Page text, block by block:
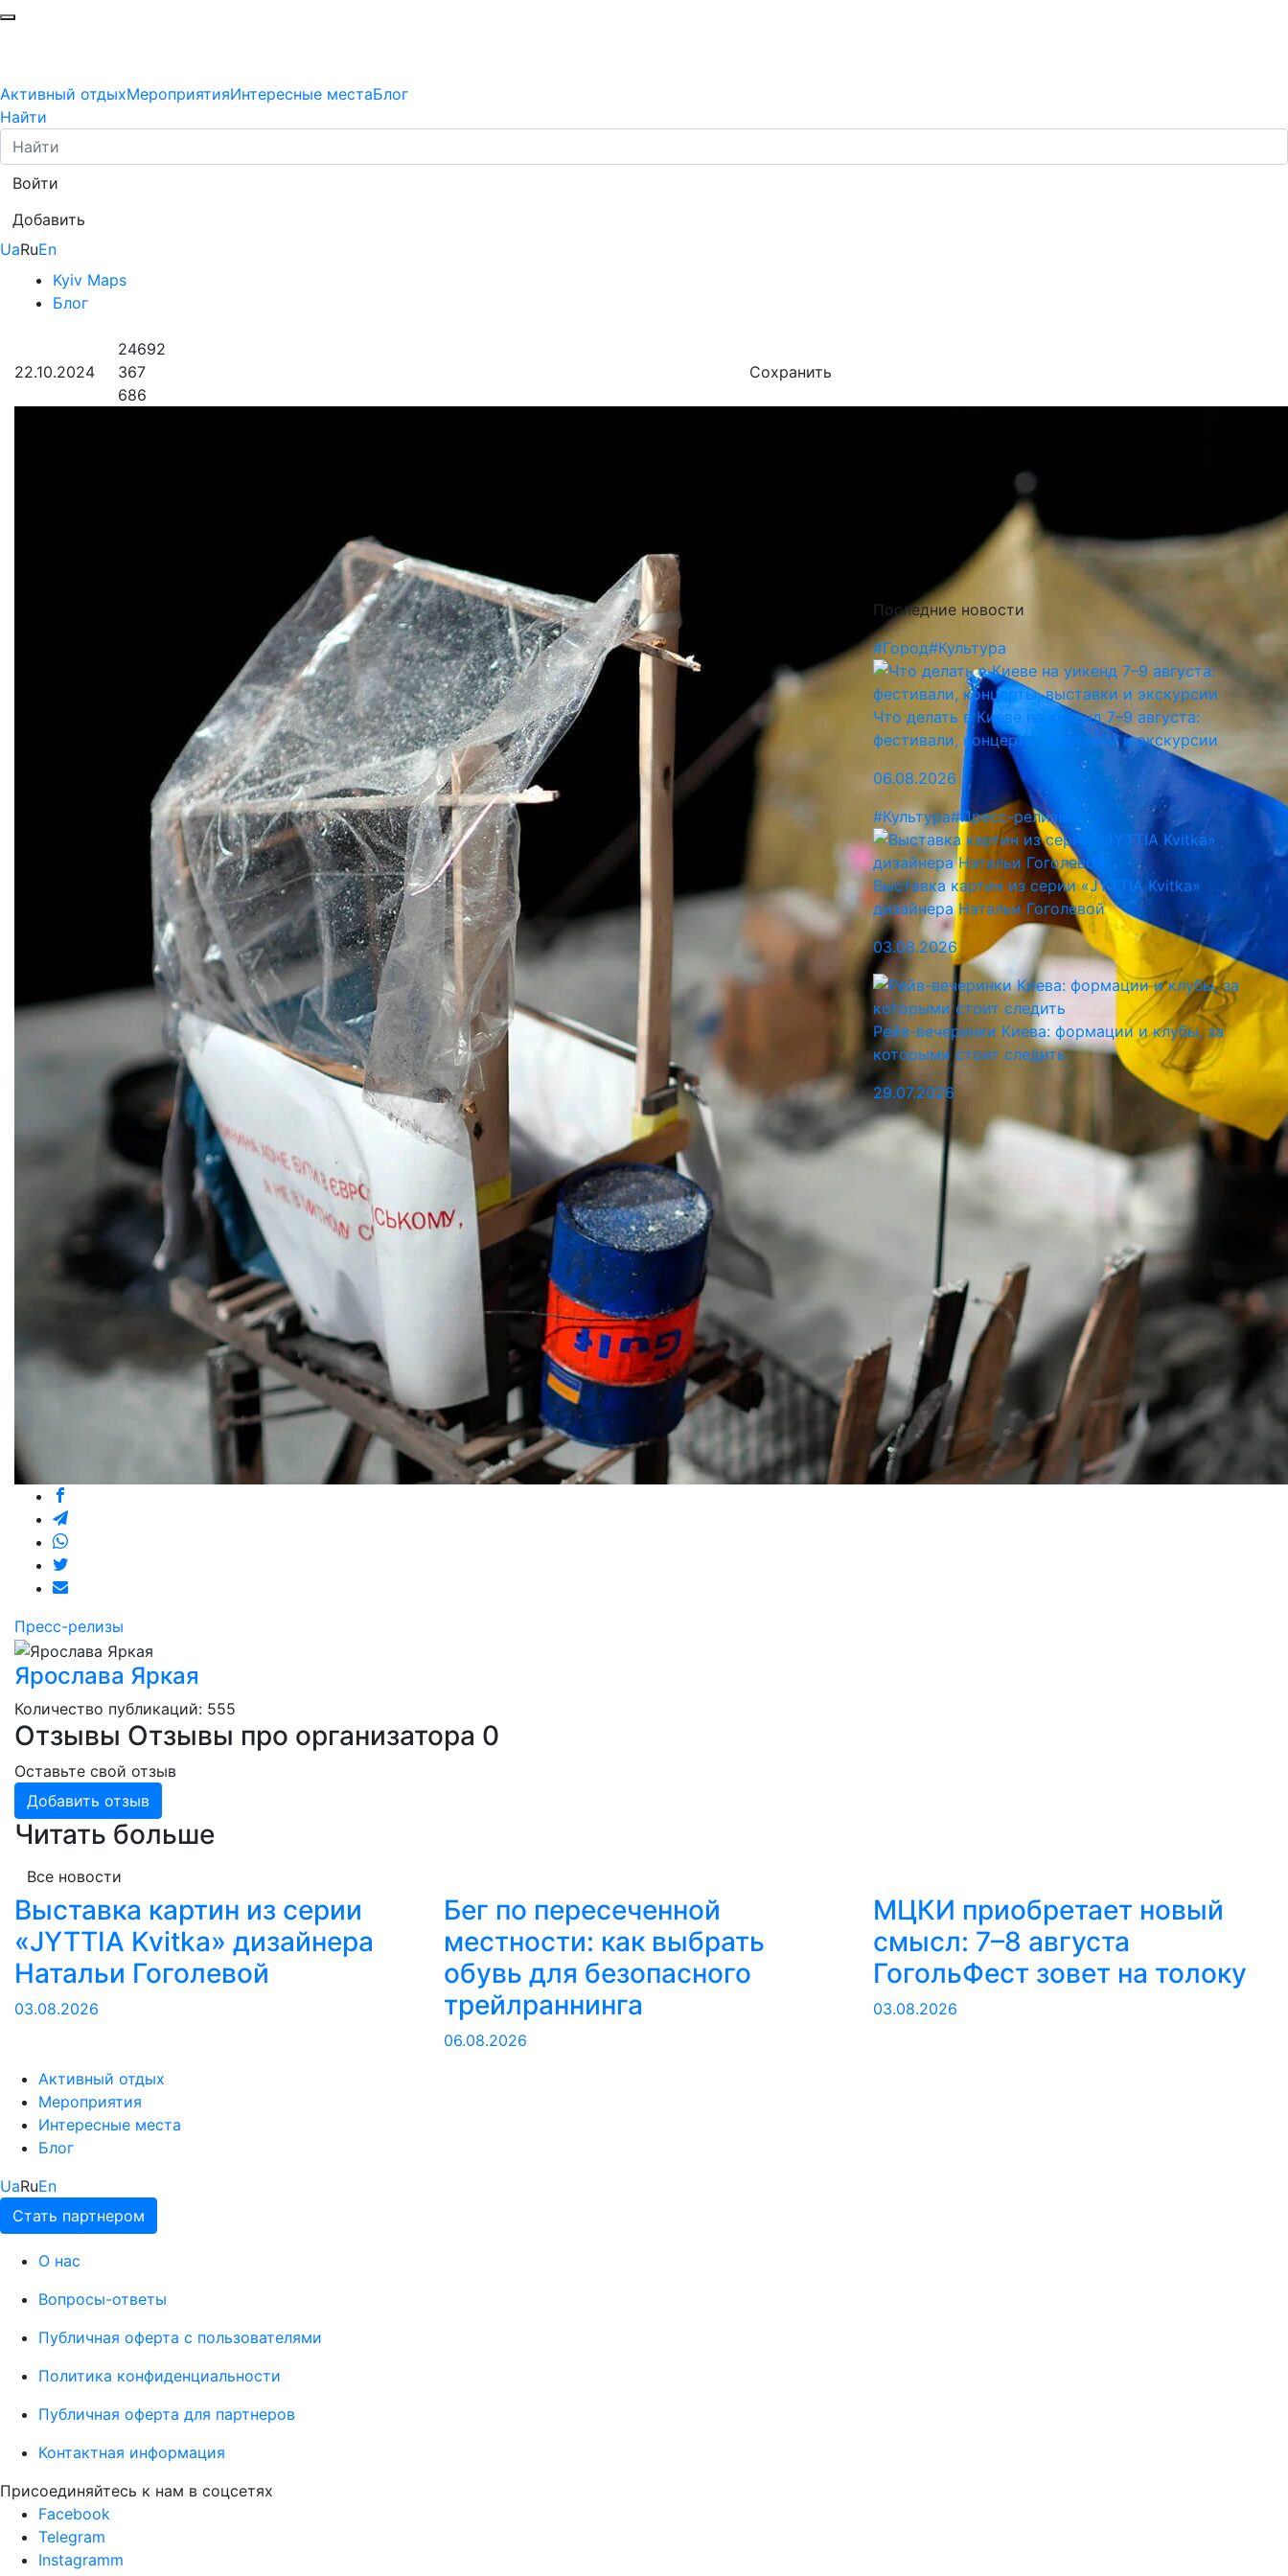
Активный отдыхМероприятияИнтересные местаБлог
Найти
Войти
Добавить
UaRuEn
Kyiv Maps
Блог
22.10.2024
24692
367
686
Сохранить
Пресс-релизы
Ярослава Яркая
Количество публикаций: 555
Отзывы Отзывы про организатора 0
Оставьте свой отзыв
Добавить отзыв
Последние новости
#Город#Культура
Что делать в Киеве на уикенд 7–9 августа:
фестивали, концерты, выставки и экскурсии
06.08.2026
#Культура#Пресс-релизы
Выставка картин из серии «JYTTIA Kvitka»
дизайнера Натальи Гоголевой
03.08.2026
Рейв-вечеринки Киева: формации и клубы, за
которыми стоит следить
29.07.2026
Читать больше
Все новости
Выставка картин из серии
«JYTTIA Kvitka» дизайнера
Натальи Гоголевой
03.08.2026
Бег по пересеченной
местности: как выбрать
обувь для безопасного
трейлраннинга
06.08.2026
МЦКИ приобретает новый
смысл: 7–8 августа
ГогольФест зовет на толоку
03.08.2026
Активный отдых
Мероприятия
Интересные места
Блог
UaRuEn
Стать партнером
О нас
Вопросы-ответы
Публичная оферта с пользователями
Политика конфиденциальности
Публичная оферта для партнеров
Контактная информация
Присоединяйтесь к нам в соцсетях
Facebook
Telegram
Instagramm